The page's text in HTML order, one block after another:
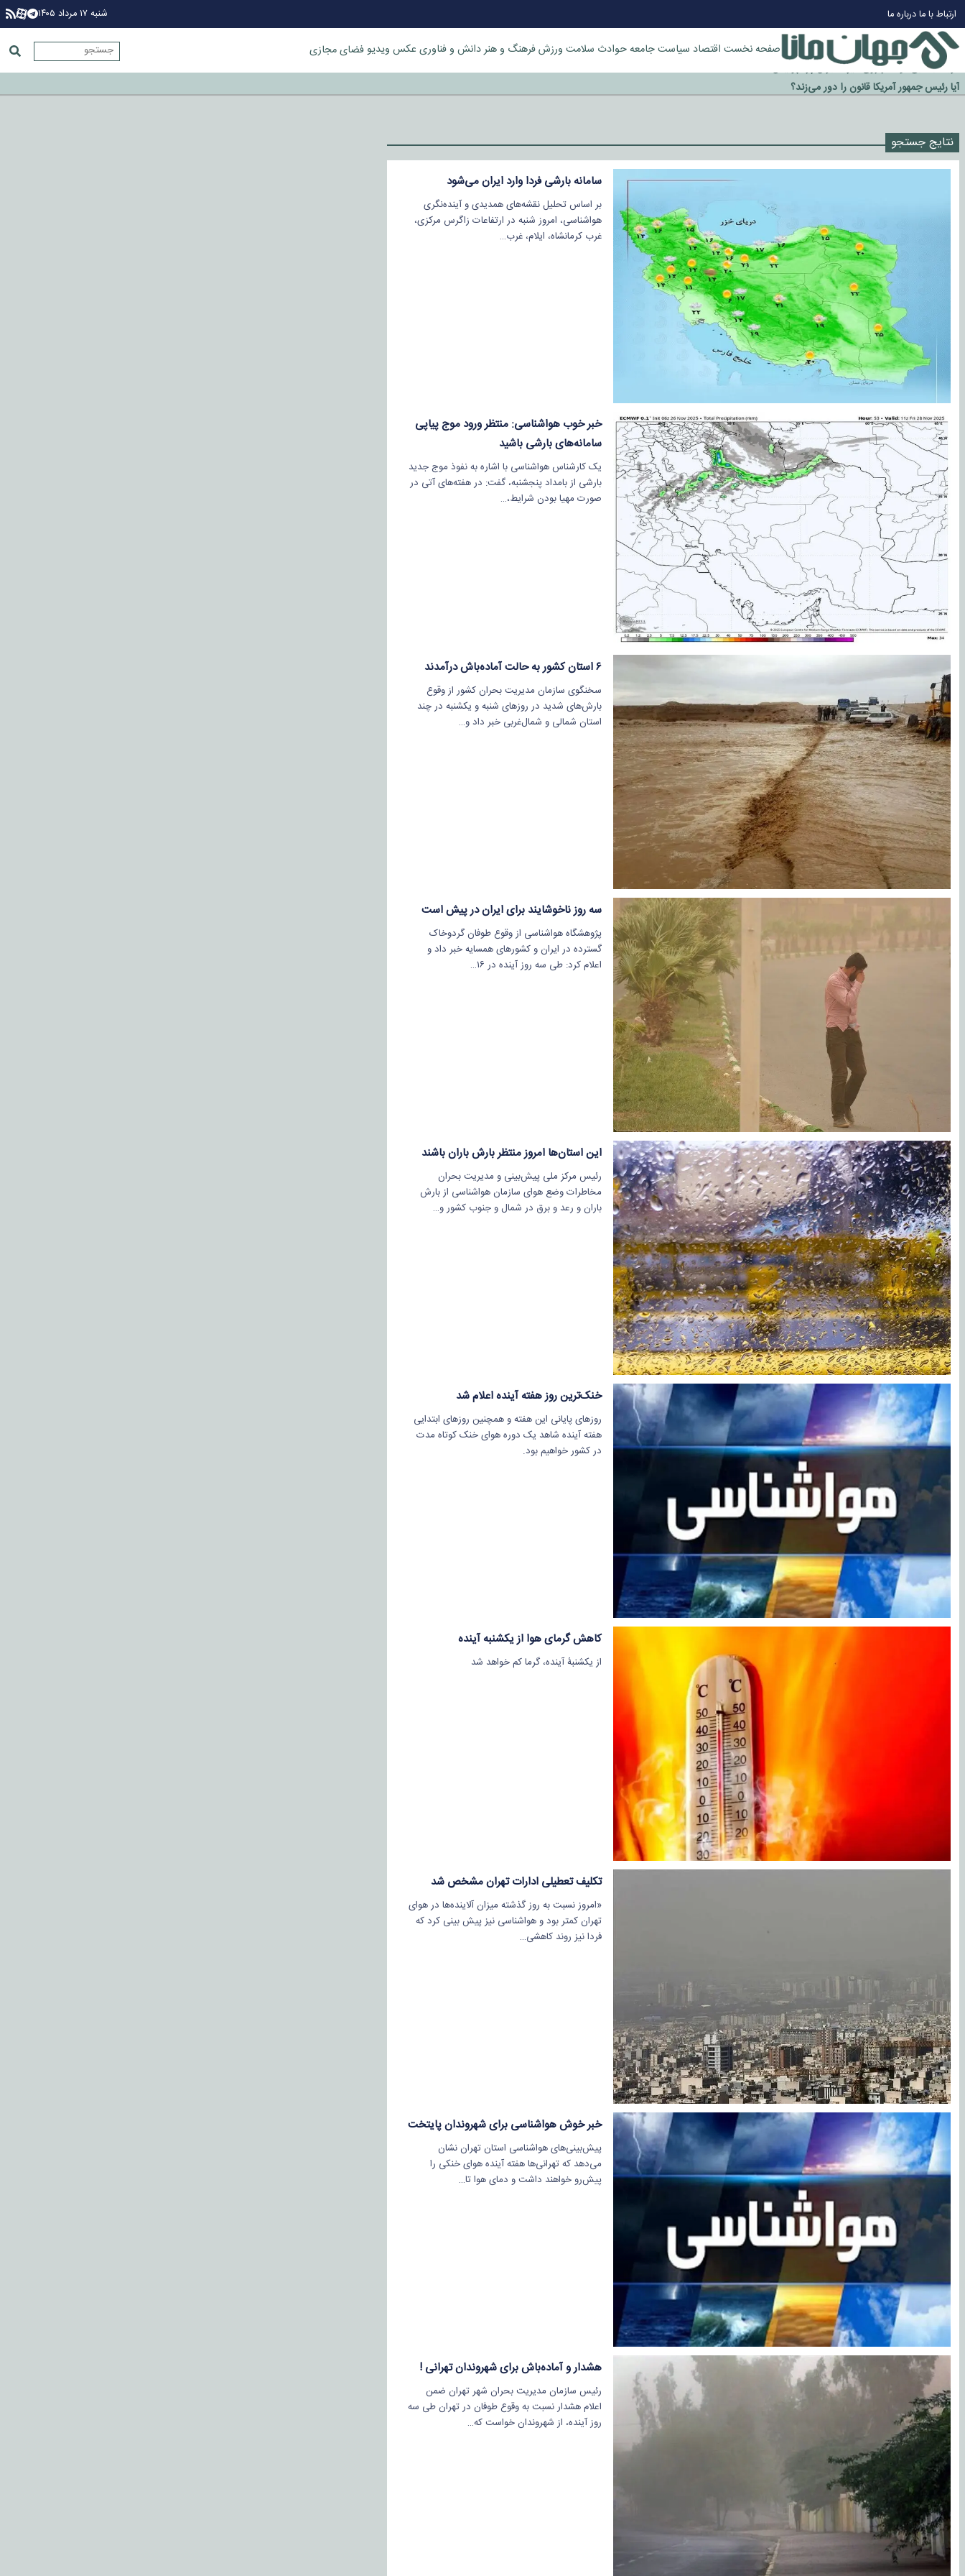
ارتباط با مادرباره ما شنبه ۱۷ مرداد ۱۴۰۵
صفحه نخست اقتصاد سیاستجامعهحوادث سلامت ورزشفرهنگ و هنردانش و فناوری عکس ویدیوفضای مجازی
چرا طلا دوباره افزایشی شد؟
گزینه جدایی اوسمار روی میز مدیران پرسپولیس
اخراج رسمی چهره نامدار از پرسپولیس
سازمان اطلاعات سپاه: پروژه دولت ترامپ برای مهار چین، روسیه و اروپا شکست خورد
نتایج جستجو
سامانه بارشی فردا وارد ایران می‌شود
بر اساس تحلیل نقشه‌های همدیدی و آینده‌نگری
هواشناسی، امروز شنبه در ارتفاعات زاگرس مرکزی،
غرب کرمانشاه، ایلام، غرب…
خبر خوب هواشناسی: منتظر ورود موج پیاپی
سامانه‌های بارشی باشید
یک کارشناس هواشناسی با اشاره به نفوذ موج جدید
بارشی از بامداد پنجشنبه، گفت: در هفته‌های آتی در
صورت مهیا بودن شرایط،…
۶ استان کشور به حالت آماده‌باش درآمدند
سخنگوی سازمان مدیریت بحران کشور از وقوع
بارش‌های شدید در روزهای شنبه و یکشنبه در چند
استان شمالی و شمال‌غربی خبر داد و…
سه روز ناخوشایند برای ایران در پیش است
پژوهشگاه هواشناسی از وقوع طوفان گردوخاک
گسترده در ایران و کشورهای همسایه خبر داد و
اعلام کرد: طی سه روز آینده در ۱۶…
این استان‌ها امروز منتظر بارش باران باشند
رئیس مرکز ملی پیش‌بینی و مدیریت بحران
مخاطرات وضع هوای سازمان هواشناسی از بارش
باران و رعد و برق در شمال و جنوب کشور و…
خنک‌ترین روز هفته آینده اعلام شد
روز‌های پایانی این هفته و همچنین روز‌های ابتدایی
هفته آینده شاهد یک دوره هوای خنک کوتاه مدت
در کشور خواهیم بود.
کاهش گرمای هوا از یکشنبه آینده
از یکشنبۀ آینده، گرما کم خواهد شد
تکلیف تعطیلی ادارات تهران مشخص شد
«امروز نسبت به روز گذشته میزان آلاینده‌ها در هوای
تهران کمتر بود و هواشناسی نیز پیش بینی کرد که
فردا نیز روند کاهشی…
خبر خوش هواشناسی برای شهروندان پایتخت
پیش‌بینی‌های هواشناسی استان تهران نشان
می‌دهد که تهرانی‌ها هفته آینده هوای خنکی را
پیش‌رو خواهند داشت و دمای هوا تا…
هشدار و آماده‌باش برای شهروندان تهرانی !
رئیس سازمان مدیریت بحران شهر تهران ضمن
اعلام هشدار نسبت به وقوع طوفان در تهران طی سه
روز آینده، از شهروندان خواست که…